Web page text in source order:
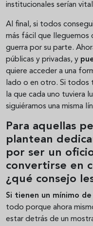
institucionales serían
Al final, si todos
más fácil que lleguemos
guerra por su parte.
públicas y privadas, y
quiere acceder a una
lado o en otro. Si todos
la que cada uno tuviera
siguiéramos una misma
Para aquellas
plantean
por ser un
convertirse en
¿qué consejo
Si tienen un mínimo
todo porque ahora
estar detrás de un